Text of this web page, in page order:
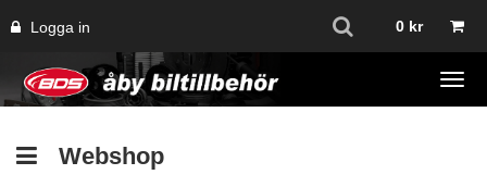
Logga in 0 kr
Webshop